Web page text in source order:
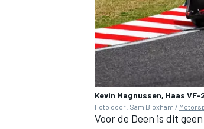
Kevin Magnussen, Haas
Foto door: Sam Bloxham /
Voor de Deen is dit